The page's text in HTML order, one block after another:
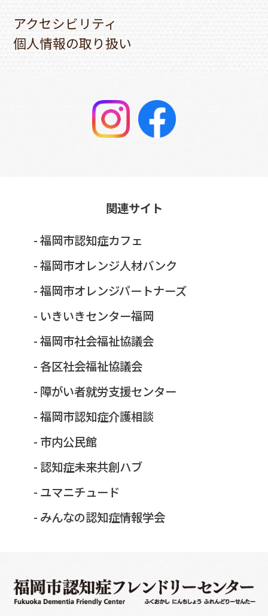
アクセシビリティ
個人情報の取り扱い
関連サイト
- 福岡市認知症カフェ
- 福岡市オレンジ人材バンク
- 福岡市オレンジパートナーズ
- いきいきセンター福岡
- 福岡市社会福祉協議会
- 各区社会福祉協議会
- 障がい者就労支援センター
- 福岡市認知症介護相談
- 市内公民館
- 認知症未来共創ハブ
- ユマニチュード
- みんなの認知症情報学会